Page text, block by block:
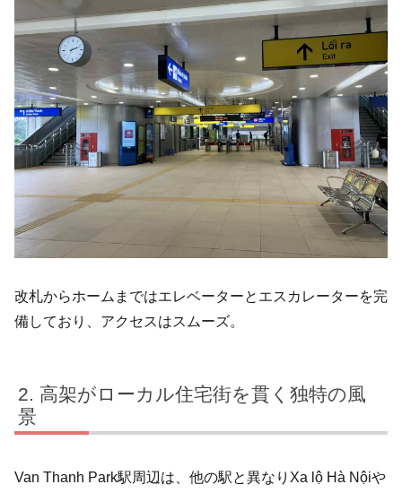
改札からホームまではエレベーターとエスカレーターを完
備しており、アクセスはスムーズ。
高架がローカル住宅街を貫く独特の風
景
Van Thanh Park駅周辺は、他の駅と異なりXa lộ Hà Nộiや